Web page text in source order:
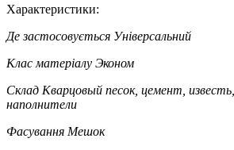
Характеристики:
Де застосовується Універсальний
Клас матеріалу Эконом
Склад Кварцовый песок, цемент,
наполнители
Фасування Мешок